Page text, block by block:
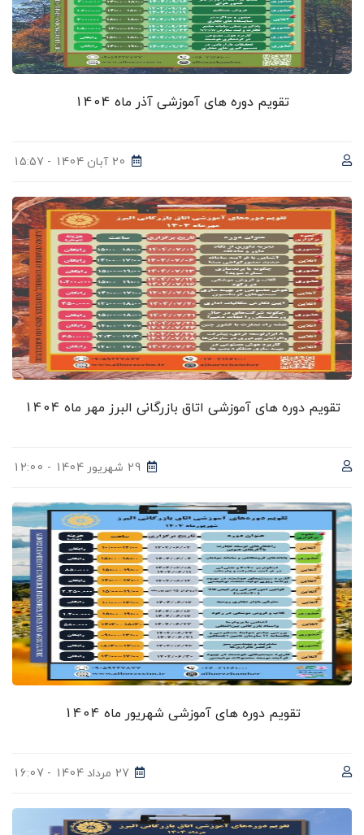
تقویم دوره های آموزشی آذر ماه 1404
20 آبان 1404 - 15:57
تقویم دوره های آموزشی اتاق بازرگانی البرز مهر ماه 1404
29 شهریور 1404 - 12:00
تقویم دوره های آموزشی شهریور ماه 1404
27 مرداد 1404 - 16:07